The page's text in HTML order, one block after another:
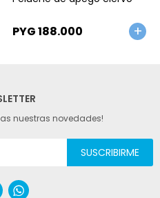
PYG188.000
nuestras novedades!
SUSCRIBIRME
